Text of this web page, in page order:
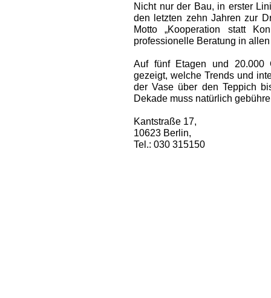
Nicht nur der Bau, in erster
den letzten zehn Jahren zur
Motto „Kooperation statt
professionelle Beratung in
Auf fünf Etagen und 20.000
gezeigt, welche Trends und
der Vase über den Teppich
Dekade muss natürlich
Kantstraße 17,
10623 Berlin,
Tel.: 030 315150